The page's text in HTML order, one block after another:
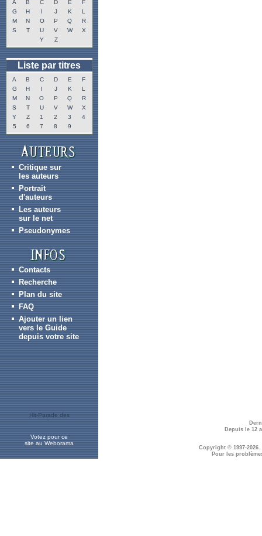
A B C D E
F
G
H I J K
L
M
N O P Q
R
S
T U V W
X
Y
Z
Liste par titres
A B C D E
F
G
H I J K
L
M
N O P Q
R
S
T U V W
X
Y
Z 1 2 3
4
5
6 7 8 9
Critique sur
les auteurs
Portrait
d'auteurs
Les auteurs
sur le net
Pseudonymes
Contacts
Recherche
Plan du site
FAQ
Ajouter un lien
vers le Guide
depuis votre site
Votez pour ce
site au Weborama
Depuis le 12
Copyright © 1997-2026.
Pour les